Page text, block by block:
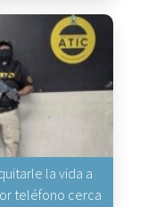
la vida a
teléfono cerca